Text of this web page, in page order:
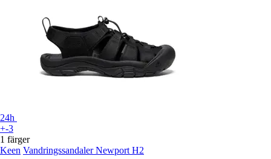
24h
+-3
1 färger
Keen Vandringssandaler Newport H2